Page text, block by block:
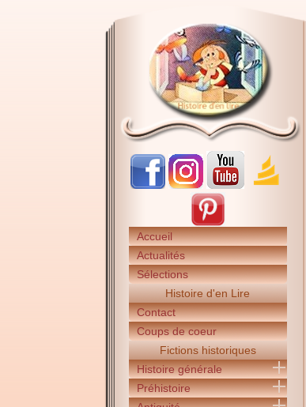
Accueil
Actualités
Sélections
Histoire d'en Lire
Contact
Coups de coeur
Fictions historiques
Histoire générale
Préhistoire